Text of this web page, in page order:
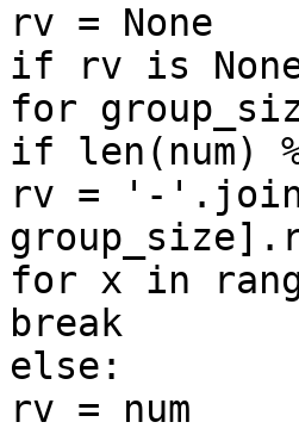
rv = None
if rv is
for
if len(num)
rv = '-
for x in
break
else:
rv = num